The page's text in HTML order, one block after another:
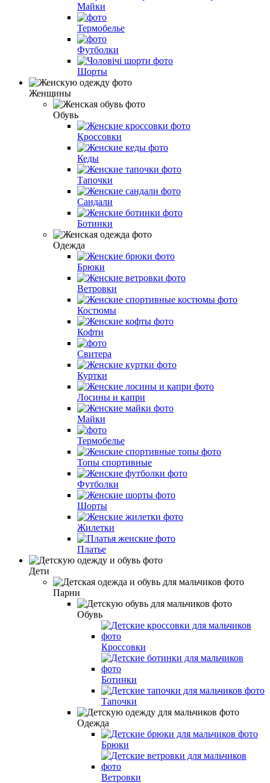
Майки
Термобелье
Футболки
Шорты
Женщины
Обувь
Кроссовки
Кеды
Тапочки
Сандали
Ботинки
Одежда
Брюки
Вeтровки
Костюмы
Кофти
Свитера
Куртки
Лосины и капри
Майки
Термобелье
Топы спортивные
Футболки
Шорты
Жилетки
Платье
Дети
Парни
Обувь
Кроссовки
Ботинки
Тапочки
Одежда
Брюки
Ветровки